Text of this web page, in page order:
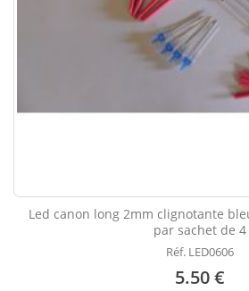
Led canon long 2mm clignotante
par sachet de 4
Réf. LED0606
5.50 €